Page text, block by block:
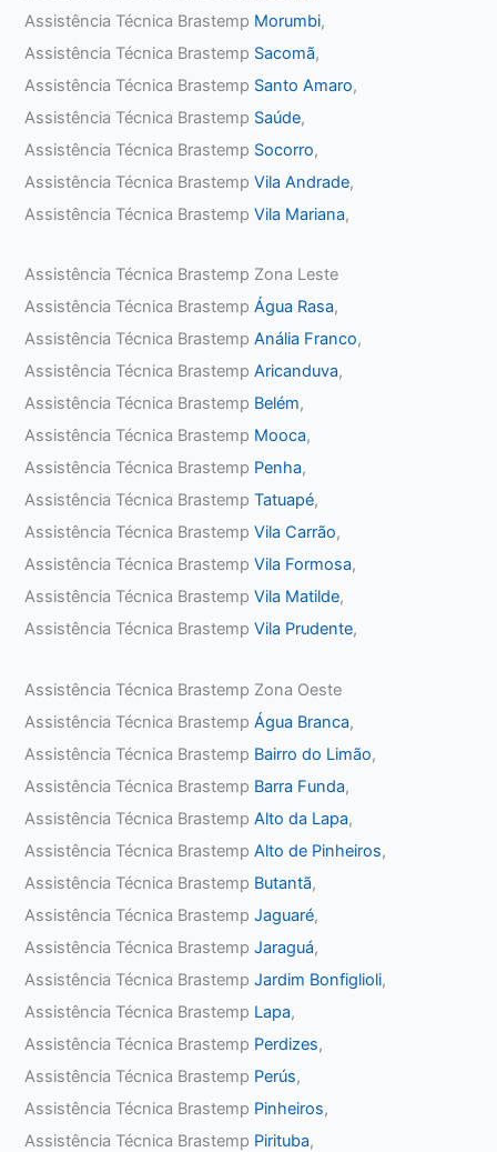
Assistência Técnica Brastemp Morumbi,
Assistência Técnica Brastemp Sacomã,
Assistência Técnica Brastemp Santo Amaro,
Assistência Técnica Brastemp Saúde,
Assistência Técnica Brastemp Socorro,
Assistência Técnica BrastempVila Andrade,
Assistência Técnica BrastempVila Mariana,
Assistência Técnica Brastemp Zona Leste
Assistência Técnica BrastempÁgua Rasa,
Assistência Técnica BrastempAnália Franco,
Assistência Técnica BrastempAricanduva,
Assistência Técnica Brastemp Belém,
Assistência Técnica Brastemp Mooca,
Assistência Técnica Brastemp Penha,
Assistência Técnica BrastempTatuapé,
Assistência Técnica BrastempVila Carrão,
Assistência Técnica BrastempVila Formosa,
Assistência Técnica BrastempVila Matilde,
Assistência Técnica BrastempVila Prudente,
Assistência Técnica Brastemp Zona Oeste
Assistência Técnica BrastempÁgua Branca,
Assistência Técnica Brastemp Bairro do Limão,
Assistência Técnica Brastemp Barra Funda,
Assistência Técnica BrastempAlto da Lapa,
Assistência Técnica BrastempAlto de Pinheiros,
Assistência Técnica Brastemp Butantã,
Assistência Técnica BrastempJaguaré,
Assistência Técnica BrastempJaraguá,
Assistência Técnica BrastempJardim Bonfiglioli,
Assistência Técnica Brastemp Lapa,
Assistência Técnica Brastemp Perdizes,
Assistência Técnica Brastemp Perús,
Assistência Técnica Brastemp Pinheiros,
Assistência Técnica Brastemp Pirituba,